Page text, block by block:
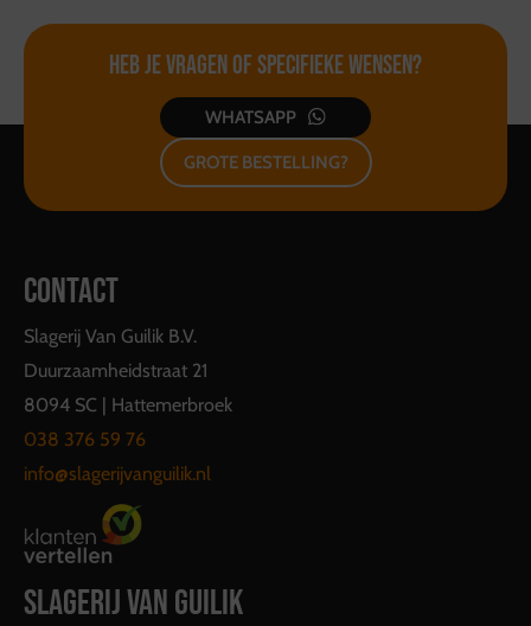
U kunt alles dus weer inleveren zoals u het ook
heeft meegekregen!
Heb je vragen ofspecifieke wensen?
WHATSAPP
GROTE BESTELLING?
CONTACT
Slagerij Van Guilik B.V.
Duurzaamheidstraat 21
8094 SC | Hattemerbroek
038 376 59 76
info@slagerijvanguilik.nl
SLAGERIJ VAN GUILIK